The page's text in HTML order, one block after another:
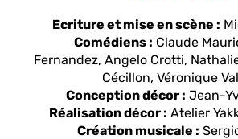
Ecriture et mise en scène :
Comédiens : Claude
Fernandez, Angelo Crotti,
Cécillon, Véronique
Conception décor : Jean-
Réalisation décor : Atelier
Création musicale :